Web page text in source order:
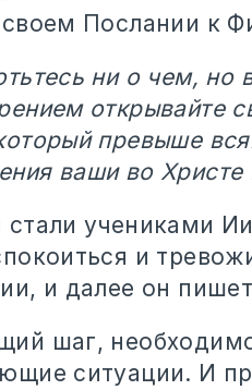
своем Послании к
ни о чем, но
открывайте
превыше
ваши во Христе
учениками
и
и далее он
шаг,
ситуации. И